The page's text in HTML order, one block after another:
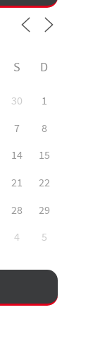
S D
30
1
7
8
14
15
21
22
28
29
4 5